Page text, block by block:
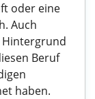
oder eine
Auch
Beruf
haben.